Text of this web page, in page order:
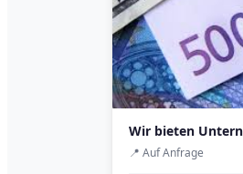
Wir bieten
📍 Auf Anfrage